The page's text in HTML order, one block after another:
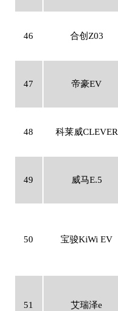
46 合创Z03
47 帝豪EV
48 科莱威CLEVER
49 威马E.5
50 宝骏KiWi EV
51 艾瑞泽e